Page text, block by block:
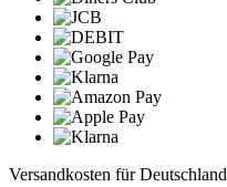
Versandkosten für Deutschland